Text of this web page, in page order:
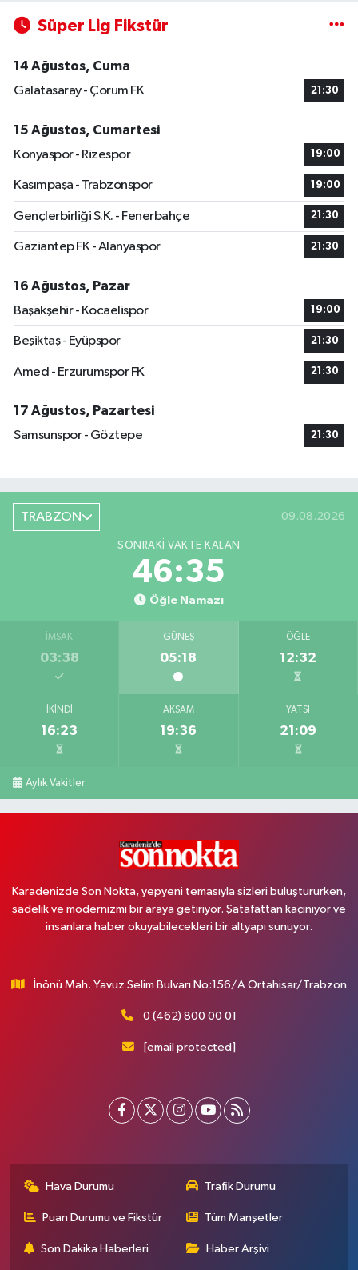
Süper Lig Fikstür
14 Ağustos, Cuma
Galatasaray - Çorum FK
21:30
15 Ağustos, Cumartesi
Konyaspor - Rizespor
19:00
Kasımpaşa - Trabzonspor 19:00
Gençlerbirliği S.K. - Fenerbahçe 21:30
Gaziantep FK - Alanyaspor 21:30
16 Ağustos, Pazar
Başakşehir - Kocaelispor
19:00
Beşiktaş - Eyüpspor 21:30
Amed - Erzurumspor FK 21:30
17 Ağustos, Pazartesi
Samsunspor - Göztepe
21:30
TRABZON 09.08.2026
SONRAKI VAKTE KALAN
46:34
Öğle Namazı
İMSAK
03:38
GÜNEŞ
05:18
ÖĞLE
12:32
İKINDI
16:23
AKŞAM
19:36
YATSI
21:09
Aylık Vakitler
Karadenizde Son Nokta, yepyeni temasıyla sizleri buluştururken,
sadelik ve modernizmi bir araya getiriyor. Şatafattan kaçınıyor ve
insanlara haber okuyabilecekleri bir altyapı sunuyor.
İnönü Mah. Yavuz Selim Bulvarı No:156/A Ortahisar/Trabzon
0 (462) 800 00 01
[email protected]
Hava Durumu Trafik Durumu
Puan Durumu ve Fikstür Tüm Manşetler
Son Dakika Haberleri Haber Arşivi